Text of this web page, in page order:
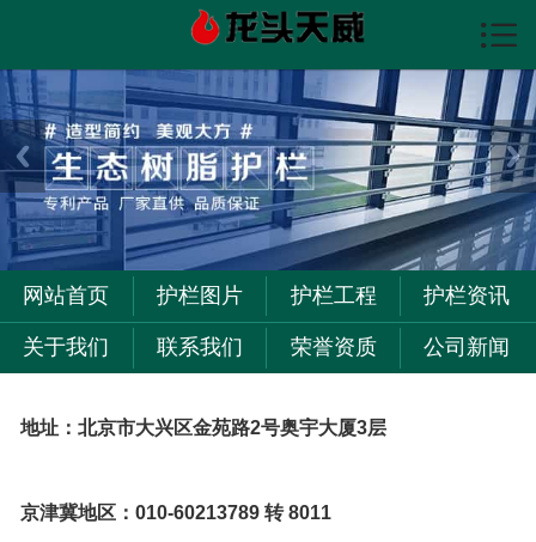

护栏图片
护栏资讯
护栏工程
关于我们
联系我们

网站首页 护栏图片 护栏工程 护栏资讯
关于我们 联系我们 荣誉资质 公司新闻
地址：北京市大兴区金苑路2号奥宇大厦3层
京津冀地区：010-60213789 转 8011